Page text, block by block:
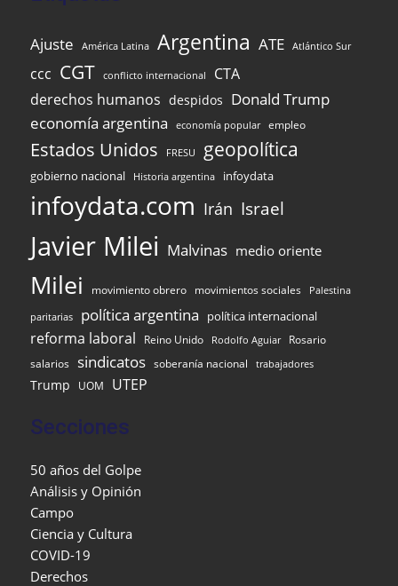
Ajuste América Latina Argentina ATE Atlántico Sur
ccc CGT conflicto internacional
CTA
derechos humanos despidos Donald Trump
economía argentina
economía popular empleo
Estados Unidos FRESU geopolítica
gobierno nacional Historia argentina infoydata
infoydata.com Irán Israel
Javier Milei Malvinas medio oriente
Milei movimiento obrero movimientos sociales Palestina
paritarias política argentina política internacional
reforma laboral Reino Unido Rodolfo Aguiar Rosario
salarios sindicatos soberanía nacional trabajadores
Trump UOM UTEP
Secciones
50 años del Golpe
Análisis y Opinión
Campo
Ciencia y Cultura
COVID-19
Derechos